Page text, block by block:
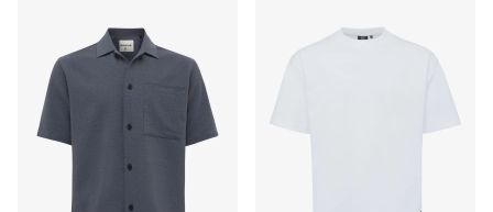
Populariteit hoog - laag